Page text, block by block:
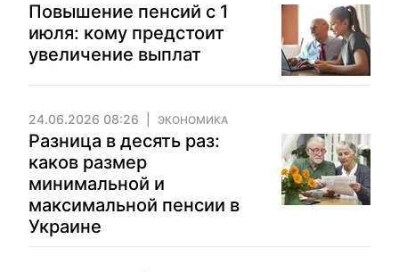
Повышение пенсий с 1
июля: кому предстоит
увеличение выплат
24.06.2026 08:26 ЭКОНОМИКА
Разница в десять раз:
каков размер
минимальной и
максимальной пенсии в
Украине